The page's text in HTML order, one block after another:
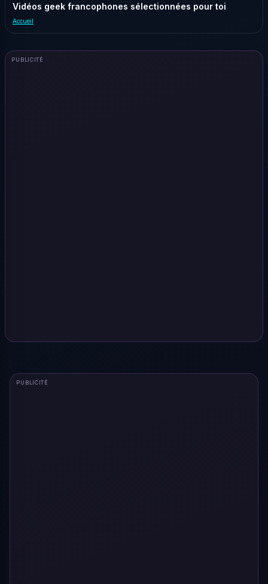
Vidéos geek francophones sélectionnées pour toi
Accueil
PUBLICITÉ
PUBLICITÉ